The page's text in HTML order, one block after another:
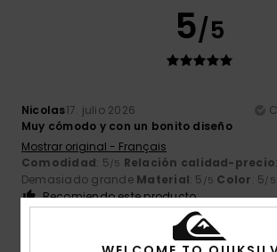
5/5
Nicolas17. julio 2026
Muy cómodo y con un bonito diseño
Mostrar original - Français
Comodidad: 5/5 Relación calidad-precio
Demasiado grande Material: 5 /5 Color: 5/5
Recomiendo este producto